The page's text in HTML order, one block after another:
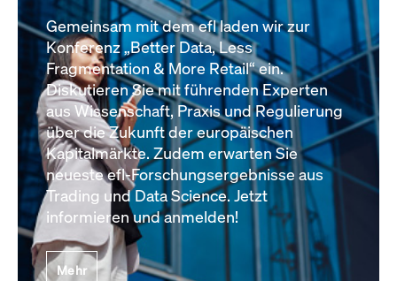
Gemeinsam mit dem efl laden wir zur
Konferenz „Better Data, Less
Fragmentation & More Retail“ ein.
Diskutieren Sie mit führenden Experten
aus Wissenschaft, Praxis und Regulierung
über die Zukunft der europäischen
Kapitalmärkte. Zudem erwarten Sie
neueste efl-Forschungsergebnisse aus
Trading und Data Science. Jetzt
informieren und anmelden!
Mehr